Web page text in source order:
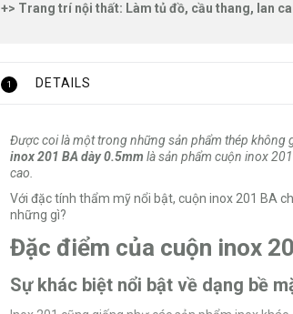
+> Trang trí nội thất: Làm tủ đồ, cầu thang, lan
1 DETAILS
Được coi là một trong những sản phẩm thép không
inox 201 BA dày 0.5mm là sản phẩm cuộn inox
cao.
Với đặc tính thẩm mỹ nổi bật, cuộn inox 201 BA
những gì?
Đặc điểm của cuộn inox
Sự khác biệt nổi bật về dạng bề